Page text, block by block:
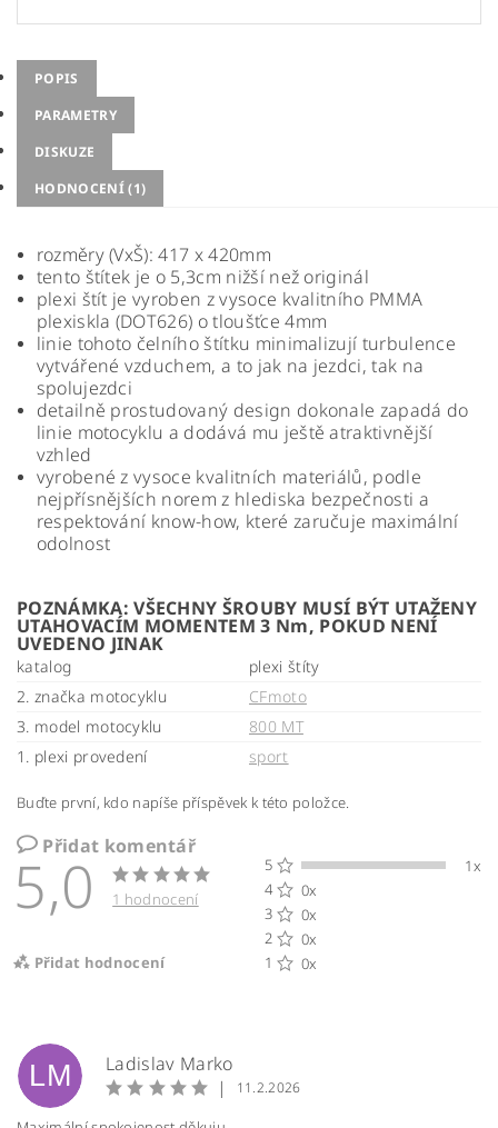
POPIS
PARAMETRY
DISKUZE
HODNOCENÍ (1)
rozměry (VxŠ): 417 x 420mm
tento štítek je o 5,3cm nižší než originál
plexi štít je vyroben z vysoce kvalitního PMMA
plexiskla (DOT626) o tloušťce 4mm
linie tohoto čelního štítku minimalizují turbulence
vytvářené vzduchem, a to jak na jezdci, tak na
spolujezdci
detailně prostudovaný design dokonale zapadá do
linie motocyklu a dodává mu ještě atraktivnější
vzhled
vyrobené z vysoce kvalitních materiálů, podle
nejpřísnějších norem z hlediska bezpečnosti a
respektování know-how, které zaručuje maximální
odolnost
POZNÁMKA: VŠECHNY ŠROUBY MUSÍ BÝT UTAŽENY
UTAHOVACÍM MOMENTEM 3 Nm, POKUD NENÍ
UVEDENO JINAK
katalog
plexi štíty
2. značka motocyklu
CFmoto
3. model motocyklu
800 MT
1. plexi provedení
sport
Buďte první, kdo napíše příspěvek k této položce.
Přidat komentář
5,0 1 hodnocení
Přidat hodnocení
5
1x
4
0x
3
0x
2
0x
1
0x
LM
Ladislav Marko
|
11.2.2026